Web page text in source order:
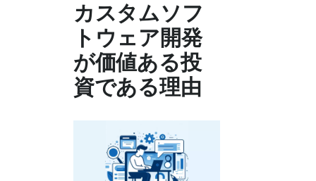
カスタムソフ
トウェア開発
が価値ある投
資である理由